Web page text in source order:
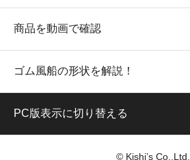
商品を動画で確認
ゴム風船の形状を解説！
PC版表示に切り替える
© Kishi’s Co.,Ltd.